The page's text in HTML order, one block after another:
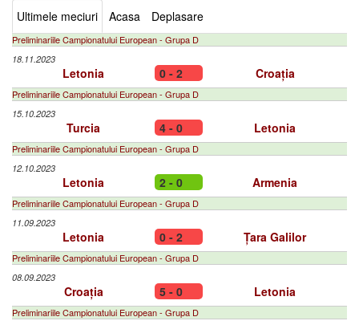
Ultimele meciuri Acasa Deplasare
Preliminariile Campionatului European - Grupa D
18.11.2023
Letonia 0 - 2 Croația
Preliminariile Campionatului European - Grupa D
15.10.2023
Turcia 4 - 0 Letonia
Preliminariile Campionatului European - Grupa D
12.10.2023
Letonia 2 - 0 Armenia
Preliminariile Campionatului European - Grupa D
11.09.2023
Letonia 0 - 2 Țara Galilor
Preliminariile Campionatului European - Grupa D
08.09.2023
Croația 5 - 0 Letonia
Preliminariile Campionatului European - Grupa D